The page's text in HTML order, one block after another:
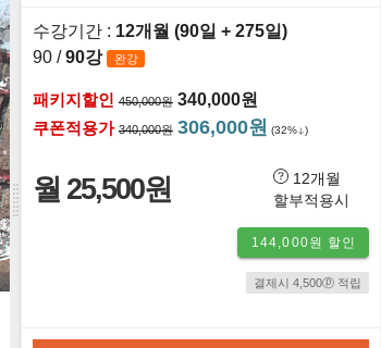
수강기간 : 12개월 (90일 + 275일)
90 /90강 완강
패키지할인 450,000원 340,000원
쿠폰적용가 340,000원 306,000원 (32% )
월 25,500원
12개월
할부적용시
144,000원 할인
결제시 4,500ⓟ 적립